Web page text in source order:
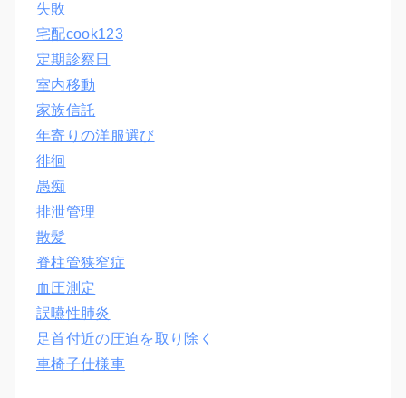
失敗
宅配cook123
定期診察日
室内移動
家族信託
年寄りの洋服選び
徘徊
愚痴
排泄管理
散髪
脊柱管狭窄症
血圧測定
誤嚥性肺炎
足首付近の圧迫を取り除く
車椅子仕様車